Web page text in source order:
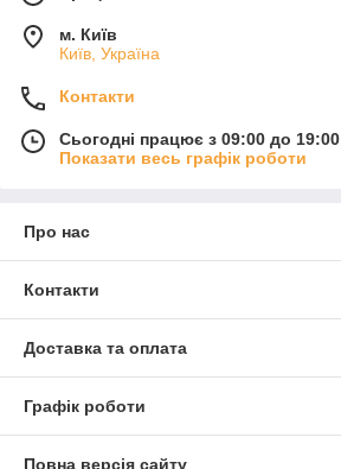
м. Київ
Київ, Україна
Контакти
Сьогодні працює з 09:00 до 19:00
Показати весь графік роботи
Про нас
Контакти
Доставка та оплата
Графік роботи
Повна версія сайту